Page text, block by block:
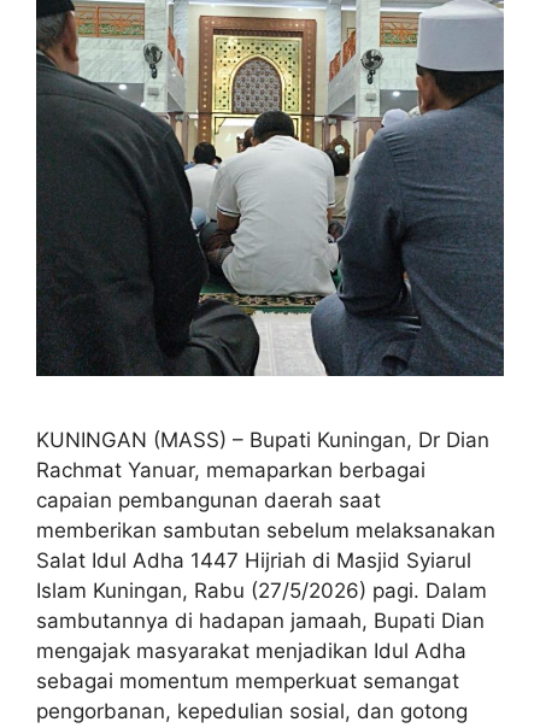
KUNINGAN (MASS) – Bupati Kuningan, Dr Dian
Rachmat Yanuar, memaparkan berbagai
capaian pembangunan daerah saat
memberikan sambutan sebelum melaksanakan
Salat Idul Adha 1447 Hijriah di Masjid Syiarul
Islam Kuningan, Rabu (27/5/2026) pagi. Dalam
sambutannya di hadapan jamaah, Bupati Dian
mengajak masyarakat menjadikan Idul Adha
sebagai momentum memperkuat semangat
pengorbanan, kepedulian sosial, dan gotong